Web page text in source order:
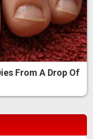
From A Drop Of